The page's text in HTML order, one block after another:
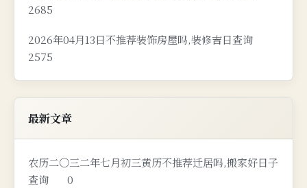
2685
2026年04月13日不推荐装饰房屋吗,装修吉日查询
2575
最新文章
农历二〇三二年七月初三黄历不推荐迁居吗,搬家好日子
查询
0